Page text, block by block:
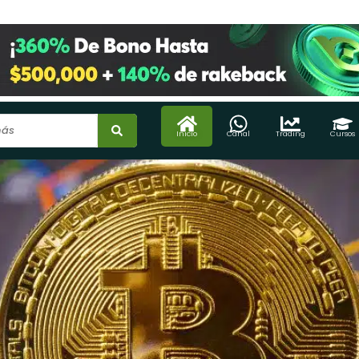
Inicio Canal Trading Cursos